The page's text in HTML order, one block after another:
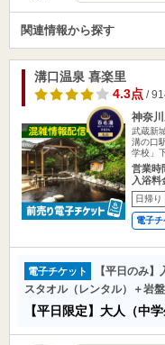
関連情報から探す
溝口温泉 喜楽里
4.3点/
神奈
武蔵新
溝の口
学校」
営業時
入浴料
日帰り
電子チ
電子チケット
【平日のみ
スタオル（レンタル）＋岩
【平日限定】大人（中